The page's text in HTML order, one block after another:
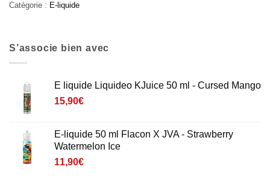
Catégorie : E-liquide
S’associe bien avec
E liquide Liquideo KJuice 50 ml - Cursed Mango
15,90€
E-liquide 50 ml Flacon X JVA - Strawberry
Watermelon Ice
11,90€